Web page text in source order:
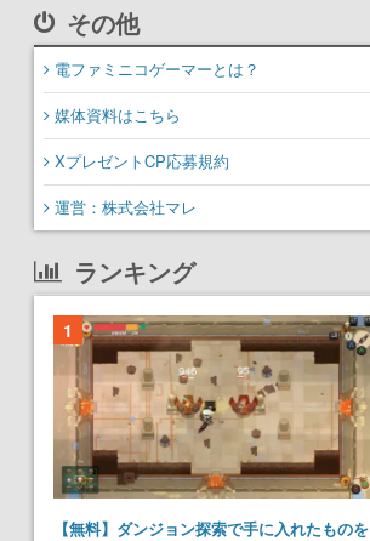
その他
電ファミニコゲーマーとは？
媒体資料はこちら
XプレゼントCP応募規約
運営：株式会社マレ
ランキング
1
【無料】ダンジョン探索で手に入れたものを